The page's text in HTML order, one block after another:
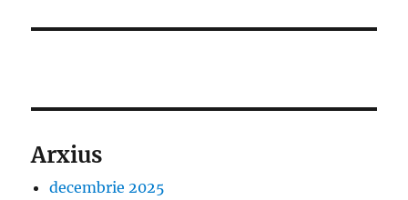
Arxius
decembrie 2025